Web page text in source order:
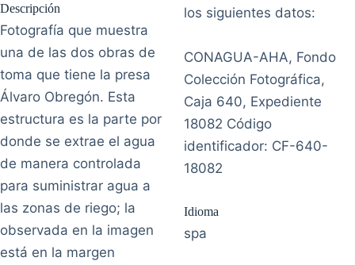
Descripción
Fotografía que muestra
una de las dos obras de
toma que tiene la presa
Álvaro Obregón. Esta
estructura es la parte por
donde se extrae el agua
de manera controlada
para suministrar agua a
las zonas de riego; la
observada en la imagen
está en la margen
los siguientes datos:
CONAGUA-AHA, Fondo
Colección Fotográfica,
Caja 640, Expediente
18082 Código
identificador: CF-640-
18082
Idioma
spa